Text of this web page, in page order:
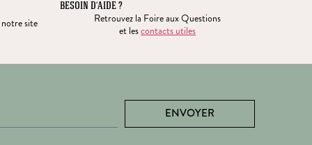
notre site
BESOIN D’AIDE ?
Retrouvez la Foire aux Questions
et lescontacts utiles
ENVOYER